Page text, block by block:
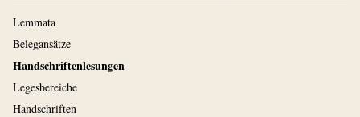
Lemmata
Belegansätze
Handschriftenlesungen
Legesbereiche
Handschriften